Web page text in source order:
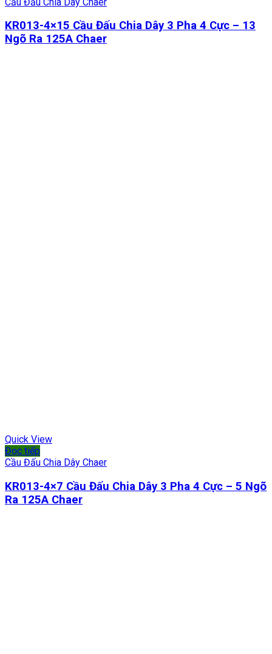
KR013-4×15 Cầu Đấu Chia Dây 3 Pha 4 Cực – 13
Ngõ Ra 125A Chaer
Quick View
Đọc tiếp
Cầu Đấu Chia Dây Chaer
KR013-4×7 Cầu Đấu Chia Dây 3 Pha 4 Cực – 5 Ngõ
Ra 125A Chaer